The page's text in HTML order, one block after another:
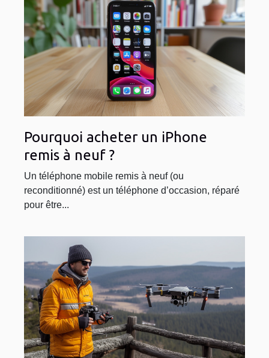
Pourquoi acheter un iPhone
remis à neuf ?
Un téléphone mobile remis à neuf (ou
reconditionné) est un téléphone d’occasion, réparé
pour être...